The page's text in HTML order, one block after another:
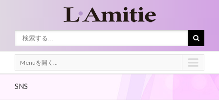
Menuを開く...
SNS